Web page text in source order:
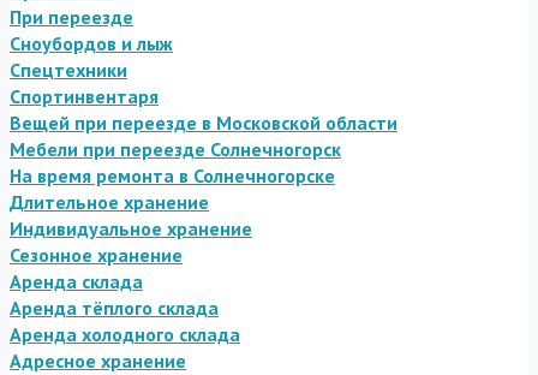
При переезде
Сноубордов и лыж
Спецтехники
Спортинвентаря
Вещей при переезде в Московской области
Мебели при переезде Солнечногорск
На время ремонта в Солнечногорске
Длительное хранение
Индивидуальное хранение
Сезонное хранение
Аренда склада
Аренда тёплого склада
Аренда холодного склада
Адресное хранение